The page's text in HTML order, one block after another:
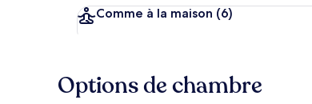
Comme à la maison (6)
Options de chambre